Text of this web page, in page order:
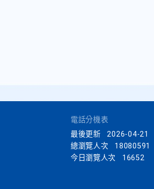
電話分機表
最後更新
2026-04-21
總瀏覽人次
18080591
今日瀏覽人次
16652